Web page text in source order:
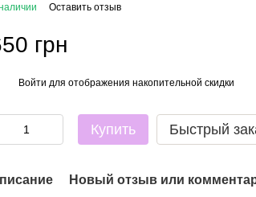
Оставить отзыв
грн
Войти для отображения накопительной скидки
Купить Быстрый
Новый отзыв или